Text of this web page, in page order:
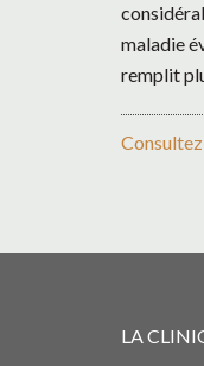
maladie
remplit
LA